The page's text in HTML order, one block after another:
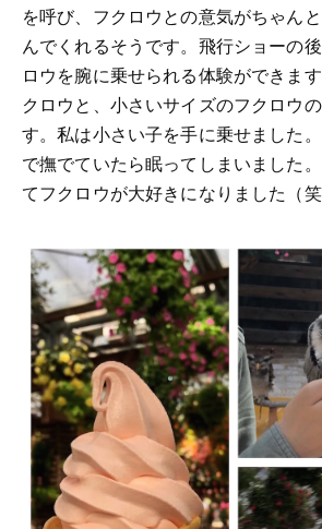
を呼び、フクロウとの意気がちゃん
んでくれるそうです。飛行ショーの
ロウを腕に乗せられる体験ができま
クロウと、小さいサイズのフクロウ
す。私は小さい子を手に乗せました
で撫でていたら眠ってしまいました
てフクロウが大好きになりました（笑